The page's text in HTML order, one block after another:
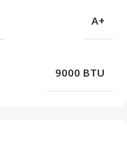
A+
9000 BTU